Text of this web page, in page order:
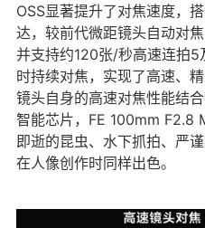
OSS显著提升了对焦速度，
达，较前代微距镜头自动对
并支持约120张/秒高速连拍
时持续对焦，实现了高速、
镜头自身的高速对焦性能结
智能芯片，FE 100mm F2.8
即逝的昆虫、水下抓拍、严
在人像创作时同样出色。